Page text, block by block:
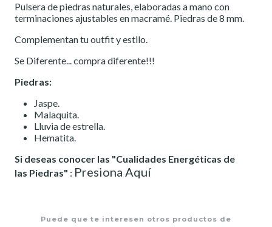
Pulsera de piedras naturales, elaboradas a mano con
terminaciones ajustables en macramé. Piedras de 8 mm.
Complementan tu outfit y estilo.
Se Diferente... compra diferente!!!
Piedras:
Jaspe.
Malaquita.
Lluvia de estrella.
Hematita.
Si deseas conocer las "Cualidades Energéticas de
las Piedras" : Presiona Aquí
Puede que te interesen otros productos de